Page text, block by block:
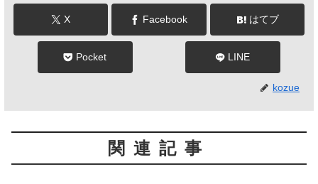
X Facebook はてブ
Pocket LINE
kozue
関連記事